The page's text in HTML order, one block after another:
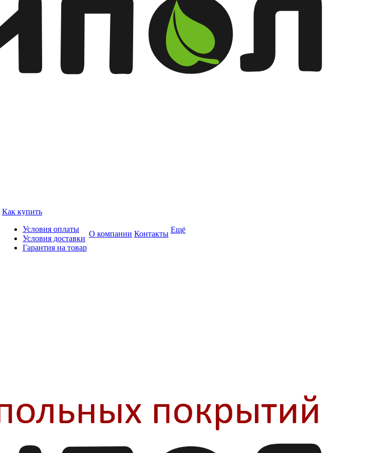
Как купить
Условия оплаты
Условия доставки
Гарантия на товар
О компании Контакты Ещё